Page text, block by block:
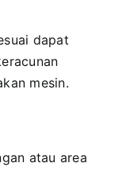
dapat
mesin.
atau area